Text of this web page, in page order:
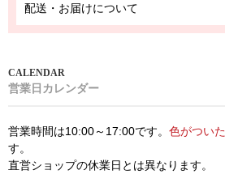
配送・お届けについて
営業日カレンダー
営業時間は10:00～17:00です。 色がつい
す。
直営ショップの休業日とは異なります。